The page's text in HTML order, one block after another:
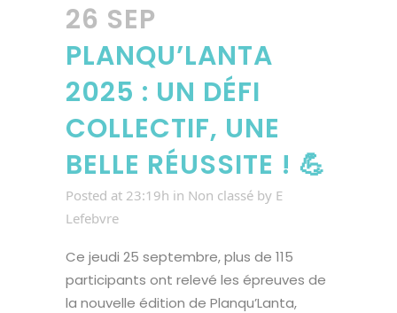
26 SEP
PLANQU’LANTA
2025 : UN DÉFI
COLLECTIF, UNE
BELLE RÉUSSITE ! 💪
Posted at 23:19h in Non classé by E
Lefebvre
Ce jeudi 25 septembre, plus de 115
participants ont relevé les épreuves de
la nouvelle édition de Planqu’Lanta,